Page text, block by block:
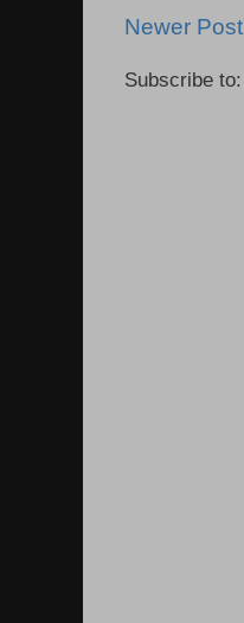
Newer Post
Subscribe to: